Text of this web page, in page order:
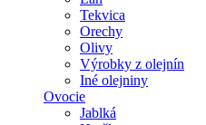
Tekvica
Orechy
Olivy
Výrobky z olejnín
Iné olejniny
Ovocie
Jablká